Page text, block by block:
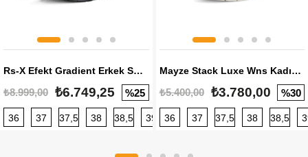
Rs-X Efekt Gradient Erkek Sneaker
₺8.999,00 ₺6.749,25 %25
36 37 37,5 38 38,5 39 40 40,5 41 42 42,5
Mayze Stack Luxe Wns Kadın Sneaker
₺5.400,00 ₺3.780,00 %30
36 37 37,5 38 38,5